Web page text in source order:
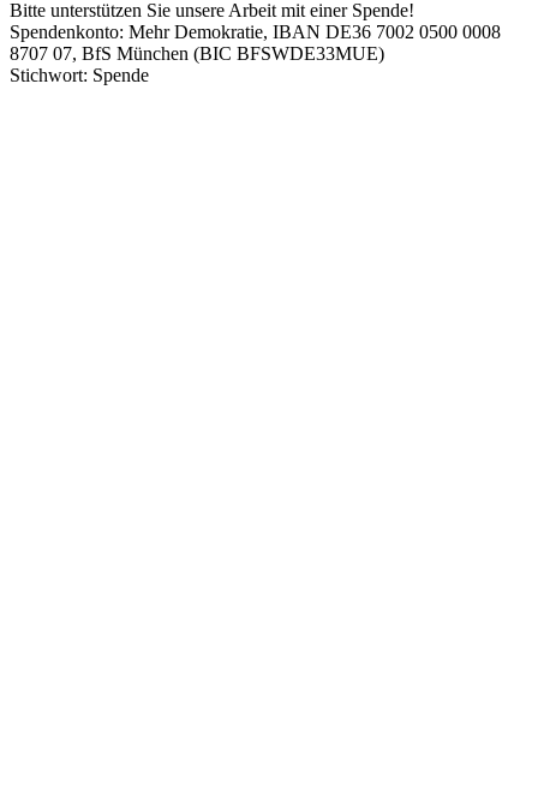
Bitte unterstützen Sie unsere Arbeit mit einer Spende!
Spendenkonto: Mehr Demokratie, IBAN DE36 7002 0500 0008
8707 07, BfS München (BIC BFSWDE33MUE)
Stichwort: Spende